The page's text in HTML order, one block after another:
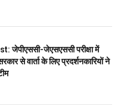
जेएसएससी परीक्षा में
से वार्ता के लिए प्रदर्शनकारियों ने